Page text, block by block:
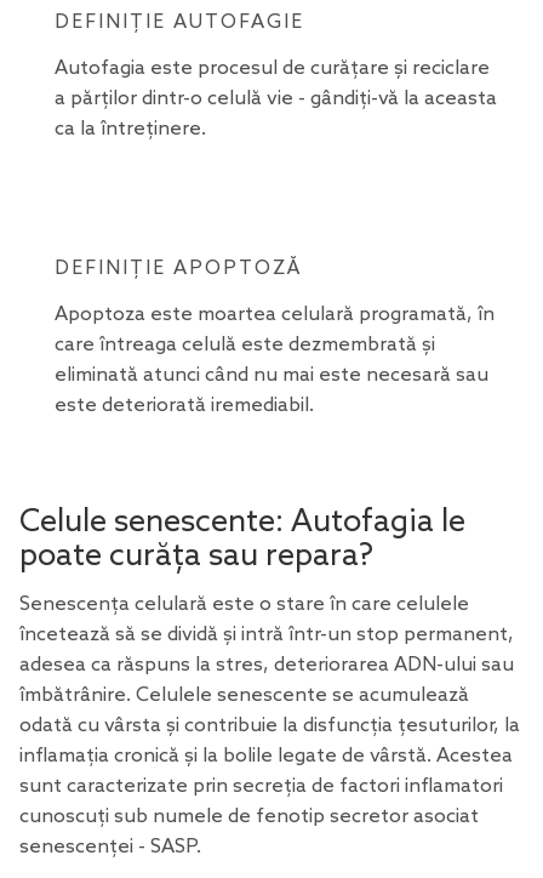
DEFINIȚIE AUTOFAGIE
Autofagia este procesul de curățare și reciclare
a părților dintr-o celulă vie - gândiți-vă la aceasta
ca la întreținere.
DEFINIȚIE APOPTOZĂ
Apoptoza este moartea celulară programată, în
care întreaga celulă este dezmembrată și
eliminată atunci când nu mai este necesară sau
este deteriorată iremediabil.
Celule senescente: Autofagia le
poate curăța sau repara?
Senescența celulară este o stare în care celulele
încetează să se dividă și intră într-un stop permanent,
adesea ca răspuns la stres, deteriorarea ADN-ului sau
îmbătrânire. Celulele senescente se acumulează
odată cu vârsta și contribuie la disfuncția țesuturilor, la
inflamația cronică și la bolile legate de vârstă. Acestea
sunt caracterizate prin secreția de factori inflamatori
cunoscuți sub numele de fenotip secretor asociat
senescenței - SASP.